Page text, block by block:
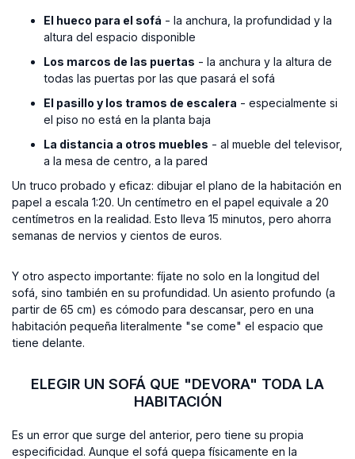
El hueco para el sofá - la anchura, la profundidad y la
altura del espacio disponible
Los marcos de las puertas - la anchura y la altura de
todas las puertas por las que pasará el sofá
El pasillo y los tramos de escalera - especialmente si
el piso no está en la planta baja
La distancia a otros muebles - al mueble del televisor,
a la mesa de centro, a la pared
Un truco probado y eficaz: dibujar el plano de la habitación en
papel a escala 1:20. Un centímetro en el papel equivale a 20
centímetros en la realidad. Esto lleva 15 minutos, pero ahorra
semanas de nervios y cientos de euros.
Y otro aspecto importante: fíjate no solo en la longitud del
sofá, sino también en su profundidad. Un asiento profundo (a
partir de 65 cm) es cómodo para descansar, pero en una
habitación pequeña literalmente "se come" el espacio que
tiene delante.
ELEGIR UN SOFÁ QUE "DEVORA" TODA LA
HABITACIÓN
Es un error que surge del anterior, pero tiene su propia
especificidad. Aunque el sofá quepa físicamente en la